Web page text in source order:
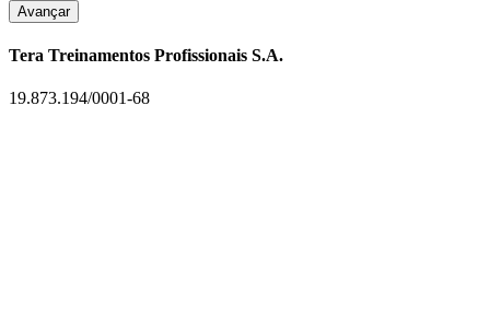
Avançar
Tera Treinamentos Profissionais S.A.
19.873.194/0001-68